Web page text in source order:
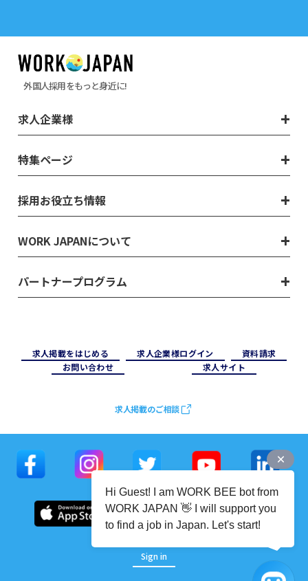
外国人採用をもっと身近に!
求人企業様
特集ページ
採用お役立ち情報
WORK JAPANについて
パートナープログラム
求⼈掲載をはじめる 求⼈企業様ログイン
資料請求
お問い合わせ
求⼈サイト
求人掲載のご相談
Sign in
Hi Guest! I am WORK BEE bot from
WORK JAPAN 👋 I will support you
to find a job in Japan. Let's start!